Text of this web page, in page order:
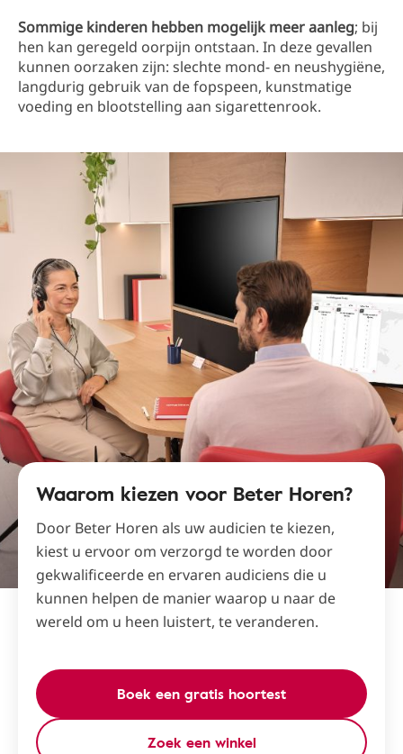
Sommige kinderen hebben mogelijk meer aanleg; bij
hen kan geregeld oorpijn ontstaan. In deze gevallen
kunnen oorzaken zijn: slechte mond- en neushygiëne,
langdurig gebruik van de fopspeen, kunstmatige
voeding en blootstelling aan sigarettenrook.
Waarom kiezen voor Beter Horen?
Door Beter Horen als uw audicien te kiezen,
kiest u ervoor om verzorgd te worden door
gekwalificeerde en ervaren audiciens die u
kunnen helpen de manier waarop u naar de
wereld om u heen luistert, te veranderen.
Boek een gratis hoortest
Zoek een winkel